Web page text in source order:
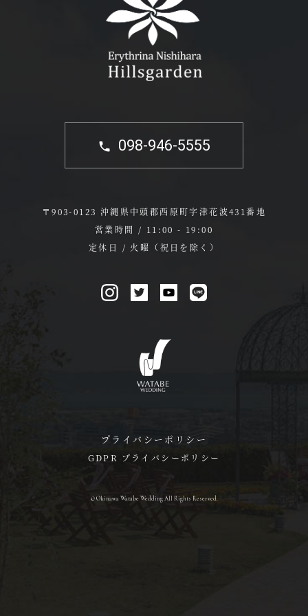
098-946-5555
〒903-0123 沖縄県中頭郡西原町字津花波431番地
営業時間 / 11:00 - 19:00
定休日 / 火曜（祝日を除く）
プライバシーポリシー
GDPR プライバシーポリシー
© Okinawa Watabe Wedding All Rights Reserved.